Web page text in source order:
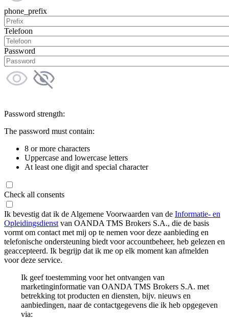
phone_prefix
Telefoon
Password
Password strength:
The password must contain:
8 or more characters
Uppercase and lowercase letters
At least one digit and special character
Check all consents
Ik bevestig dat ik de Algemene Voorwaarden van de Informatie- en
Opleidingsdienst van OANDA TMS Brokers S.A., die de basis
vormt om contact met mij op te nemen voor deze aanbieding en
telefonische ondersteuning biedt voor accountbeheer, heb gelezen en
geaccepteerd. Ik begrijp dat ik me op elk moment kan afmelden
voor deze service.
Ik geef toestemming voor het ontvangen van
marketinginformatie van OANDA TMS Brokers S.A. met
betrekking tot producten en diensten, bijv. nieuws en
aanbiedingen, naar de contactgegevens die ik heb opgegeven
via: